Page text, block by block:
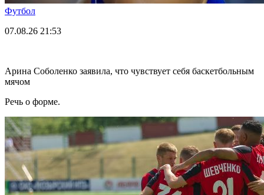
Футбол
07.08.26 21:53
Арина Соболенко заявила, что чувствует себя баскетбольным
мячом
Речь о форме.